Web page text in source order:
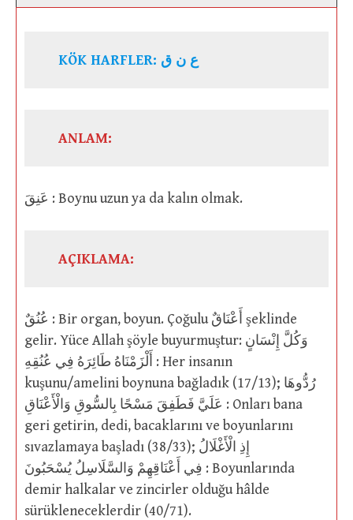
KÖK HARFLER: ع ن ق
ANLAM:
عَنِقَ : Boynu uzun ya da kalın olmak.
AÇIKLAMA:
عُنُقٌ : Bir organ, boyun. Çoğulu أَعْنَاقٌ şeklinde
gelir. Yüce Allah şöyle buyurmuştur: وَكُلَّ إِنْسَانٍ
أَلْزَمْنَاهُ طَائِرَهُ فِي عُنُقِهِ : Her insanın
kuşunu/amelini boynuna bağladık (17/13); رُدُّوهَا
عَلَيَّ فَطَفِقَ مَسْحًا بِالسُّوقِ وَالْأَعْنَاقِ : Onları bana
geri getirin, dedi, bacaklarını ve boyunlarını
sıvazlamaya başladı (38/33); إِذِ الْأَغْلَالُ
فِي أَعْنَاقِهِمْ وَالسَّلَاسِلُ يُسْحَبُونَ : Boyunlarında
demir halkalar ve zincirler olduğu hâlde
sürükleneceklerdir (40/71).